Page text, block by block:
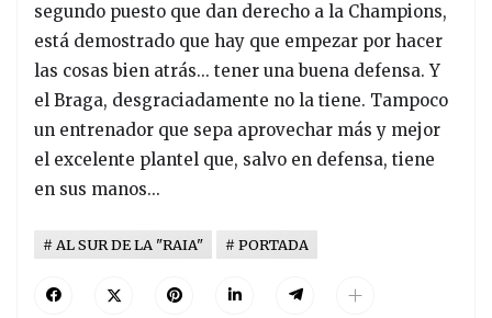
segundo puesto que dan derecho a la Champions,
está demostrado que hay que empezar por hacer
las cosas bien atrás... tener una buena defensa. Y
el Braga, desgraciadamente no la tiene. Tampoco
un entrenador que sepa aprovechar más y mejor
el excelente plantel que, salvo en defensa, tiene
en sus manos...
AL SUR DE LA "RAIA" PORTADA